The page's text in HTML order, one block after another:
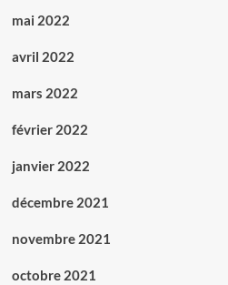
mai 2022
avril 2022
mars 2022
février 2022
janvier 2022
décembre 2021
novembre 2021
octobre 2021